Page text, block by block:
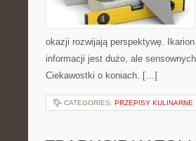
okazji rozwijają perspektywę.
informacji jest dużo, ale
Ciekawostki o koniach. […]
CATEGORIES: PRZEPISY KULINARNE